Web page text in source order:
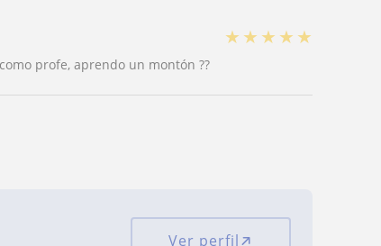
★ ★ ★ ★ ★
profe, aprendo un montón ??
Ver perfil